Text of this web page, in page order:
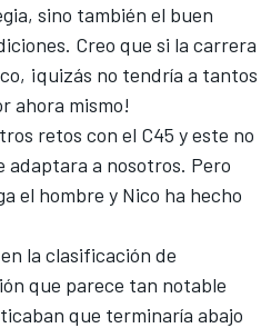
sino también el buen
Creo que si la carrera
¡quizás no tendría a tantos
ahora mismo!
retos con el C45 y este no
adaptara a nosotros. Pero
el hombre y Nico ha hecho
la clasificación de
que parece tan notable
que terminaría abajo